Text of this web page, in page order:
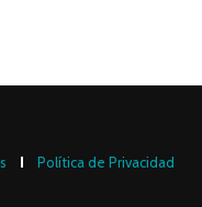
Política de Privacidad